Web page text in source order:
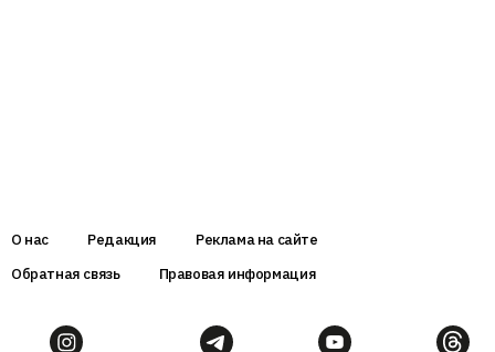
О нас Редакция
Реклама на сайте
Обратная связь
Правовая информация